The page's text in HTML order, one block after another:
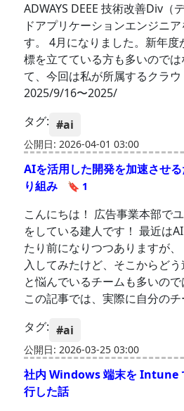
ADWAYS DEEE 技術改善Div（
ドアプリケーションエンジニ
す。 4月になりました。新年度
標を立てている方も多いので
て、今回は私が所属するクラ
2025/9/16〜2025/
タグ: #ai
公開日: 2026-04-01 03:00
AIを活用した開発を加速させ
り組み
🔖 1
こんにちは！ 広告事業本部で
をしている建人です！ 最近は
たり前になりつつありますが
入してみたけど、そこからどう
と悩んでいるチームも多いので
この記事では、実際に自分の
タグ: #ai
公開日: 2026-03-25 03:00
社内 Windows 端末を Intune
行した話